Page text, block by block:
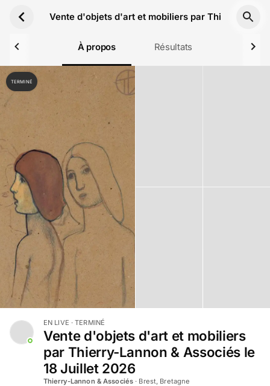
Vente d'objets d'art et mobiliers par Thierry-
À propos Résultats
TERMINÉ
EN LIVE · TERMINÉ
Vente d'objets d'art et mobiliers
par Thierry-Lannon & Associés le
18 Juillet 2026
Thierry-Lannon & Associés · Brest, Bretagne